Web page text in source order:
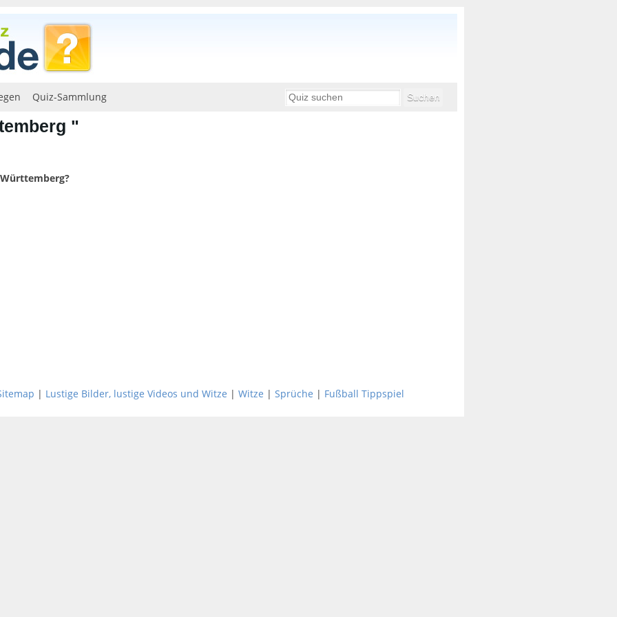
Quiz-Sammlung
"
| Lustige Bilder, lustige Videos und Witze | Witze | Sprüche | Fußball Tippspiel